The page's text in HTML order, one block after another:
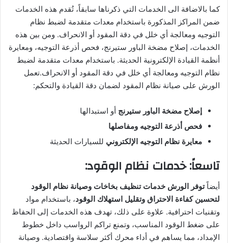
كما بالاضافة الى الخدمات التي ذكرناها سابقاً، تُقدم هذه الخدمات
ضمن المراكز المذكورة باستخدام معدات متقدمة لضبط نظام
التوجيه ومعالجة أي خلل في دقة المقود أو الانحراف. ومن بين هذه
الخدمات، إصلاح مضخة الباور ستيرنج، فحص أذرعة التوجيه، ومعايرة
أنظمة القيادة الإلكترونية الحديثة. باستخدام معدات متقدمة لضبط
نظام التوجيه ومعالجة أي خلل في دقة المقود أو الانحراف.تعمل
الورش على صيانة نظام المقود لضمان دقة القيادة والتحكم:
إصلاح مضخة الباور ستيرنج أو استبدالها
فحص أذرعة التوجيه ومفاصلها
معايرة نظام التوجيه الإلكتروني للسيارات الحديثة
تاسعاً: خدمات نظام الوقود:
أيضاًتوفر الورش خدمات تنظيف بخاخات وصيانة نظام الوقود
لتحسين كفاءة الاحتراق وتقليل استهلاك الوقود، باستخدام مواد
وتقنيات احترافية. علاوة على ذلك، تهدف هذه الخدمات إلى الحفاظ
على ضغط الوقود المناسب، وتمنع تراكم الرواسب داخل خطوط
الإمداد، مما يساهم في أداء محرك أكثر سلاسة واقتصادية. وصيانة